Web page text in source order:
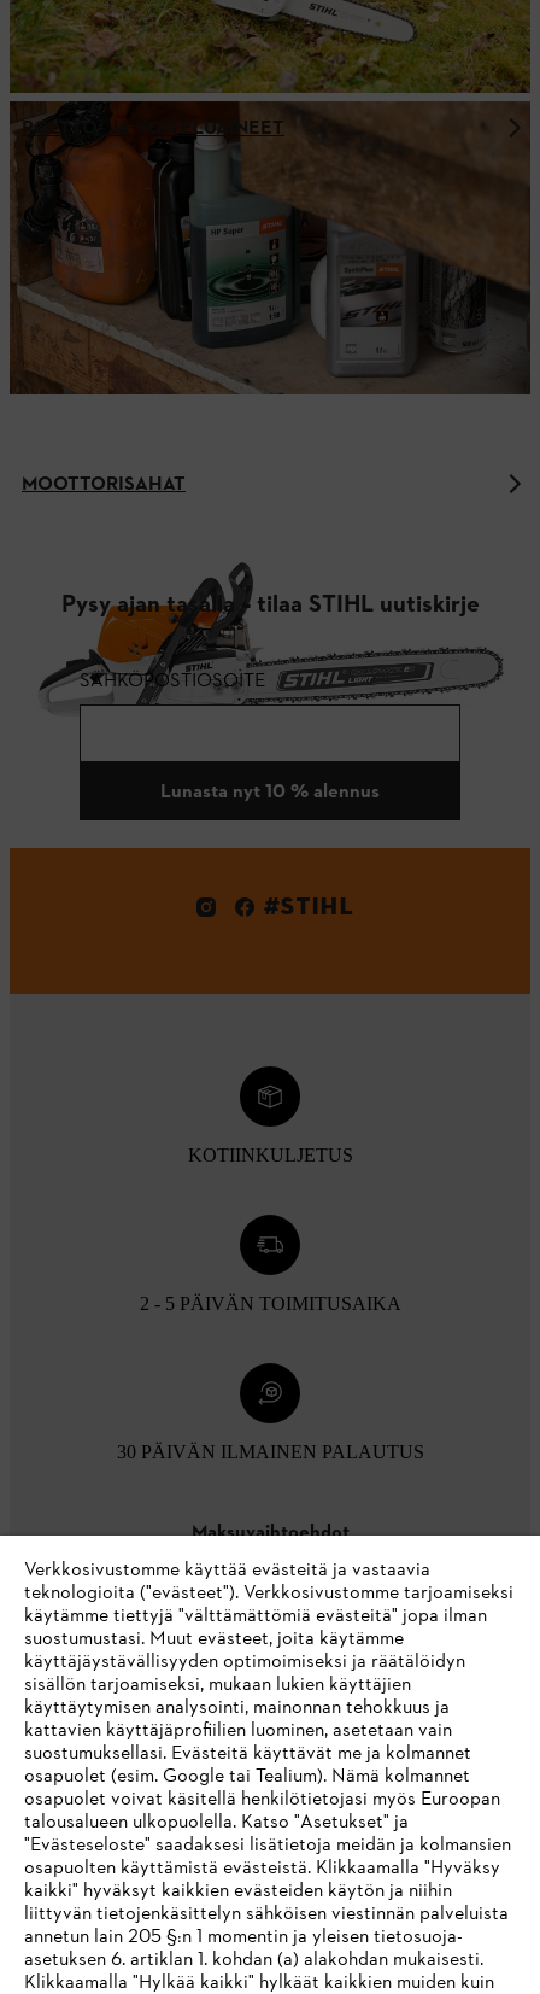
POLTTO- JA VOITELUAINEET
MOOTTORISAHAT
Pysy ajan tasalla – tilaa STIHL uutiskirje
SÄHKÖPOSTIOSOITE
Lunasta nyt 10 % alennus
#STIHL
KOTIINKULJETUS
2 - 5 PÄIVÄN TOIMITUSAIKA
30 PÄIVÄN ILMAINEN PALAUTUS
Maksuvaihtoehdot
Yritys
STIHL FAQ
Palvelut
IHR BROWSER WIRD NICHT
UNTERSTÜTZT
Verkkosivustomme käyttää evästeitä ja vastaavia
teknologioita ("evästeet"). Verkkosivustomme tarjoamiseksi
käytämme tiettyjä "välttämättömiä evästeitä" jopa ilman
suostumustasi. Muut evästeet, joita käytämme
käyttäjäystävällisyyden optimoimiseksi ja räätälöidyn
sisällön tarjoamiseksi, mukaan lukien käyttäjien
käyttäytymisen analysointi, mainonnan tehokkuus ja
kattavien käyttäjäprofiilien luominen, asetetaan vain
suostumuksellasi. Evästeitä käyttävät me ja kolmannet
osapuolet (esim. Google tai Tealium). Nämä kolmannet
osapuolet voivat käsitellä henkilötietojasi myös Euroopan
talousalueen ulkopuolella. Katso "Asetukset" ja
"Evästeseloste" saadaksesi lisätietoja meidän ja kolmansien
osapuolten käyttämistä evästeistä. Klikkaamalla "Hyväksy
kaikki" hyväksyt kaikkien evästeiden käytön ja niihin
liittyvän tietojenkäsittelyn sähköisen viestinnän palveluista
annetun lain 205 §:n 1 momentin ja yleisen tietosuoja-
asetuksen 6. artiklan 1. kohdan (a) alakohdan mukaisesti.
Klikkaamalla "Hylkää kaikki" hylkäät kaikkien muiden kuin